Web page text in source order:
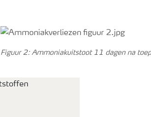
Figuur 2: Ammoniakuitstoot 11 dagen na